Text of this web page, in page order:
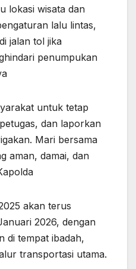
lokasi wisata dan
lalu lintas,
jalan tol jika
penumpukan
untuk tetap
dan laporkan
Mari bersama
aman, damai, dan
akan terus
2026, dengan
di tempat ibadah,
transportasi utama.